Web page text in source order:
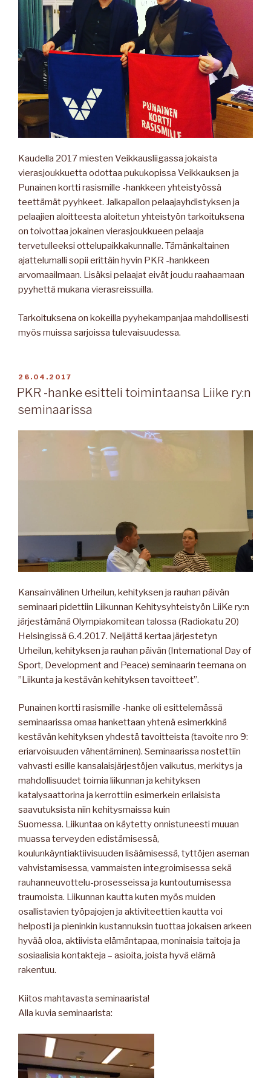
Kaudella 2017 miesten Veikkausliigassa jokaista
vierasjoukkuetta odottaa pukukopissa Veikkauksen ja
Punainen kortti rasismille -hankkeen yhteistyössä
teettämät pyyhkeet. Jalkapallon pelaajayhdistyksen ja
pelaajien aloitteesta aloitetun yhteistyön tarkoituksena
on toivottaa jokainen vierasjoukkueen pelaaja
tervetulleeksi ottelupaikkakunnalle. Tämänkaltainen
ajattelumalli sopii erittäin hyvin PKR -hankkeen
arvomaailmaan. Lisäksi pelaajat eivät joudu raahaamaan
pyyhettä mukana vierasreissuilla.
Tarkoituksena on kokeilla pyyhekampanjaa mahdollisesti
myös muissa sarjoissa tulevaisuudessa.
JULKAISTU
26.04.2017
PKR -hanke esitteli toimintaansa Liike ry:n
seminaarissa
Kansainvälinen Urheilun, kehityksen ja rauhan päivän
seminaari pidettiin Liikunnan Kehitysyhteistyön LiiKe ry:n
järjestämänä Olympiakomitean talossa (Radiokatu 20)
Helsingissä 6.4.2017. Neljättä kertaa järjestetyn
Urheilun, kehityksen ja rauhan päivän (International Day of
Sport, Development and Peace) seminaarin teemana on
”Liikunta ja kestävän kehityksen tavoitteet”.
Punainen kortti rasismille -hanke oli esittelemässä
seminaarissa omaa hankettaan yhtenä esimerkkinä
kestävän kehityksen yhdestä tavoitteista (tavoite nro 9:
eriarvoisuuden vähentäminen). Seminaarissa nostettiin
vahvasti esille kansalaisjärjestöjen vaikutus, merkitys ja
mahdollisuudet toimia liikunnan ja kehityksen
katalysaattorina ja kerrottiin esimerkein erilaisista
saavutuksista niin kehitysmaissa kuin
Suomessa. Liikuntaa on käytetty onnistuneesti muuan
muassa terveyden edistämisessä,
koulunkäyntiaktiivisuuden lisäämisessä, tyttöjen aseman
vahvistamisessa, vammaisten integroimisessa sekä
rauhanneuvottelu-prosesseissa ja kuntoutumisessa
traumoista. Liikunnan kautta kuten myös muiden
osallistavien työpajojen ja aktiviteettien kautta voi
helposti ja pieninkin kustannuksin tuottaa jokaisen arkeen
hyvää oloa, aktiivista elämäntapaa, moninaisia taitoja ja
sosiaalisia kontakteja – asioita, joista hyvä elämä
rakentuu.
Kiitos mahtavasta seminaarista!
Alla kuvia seminaarista: